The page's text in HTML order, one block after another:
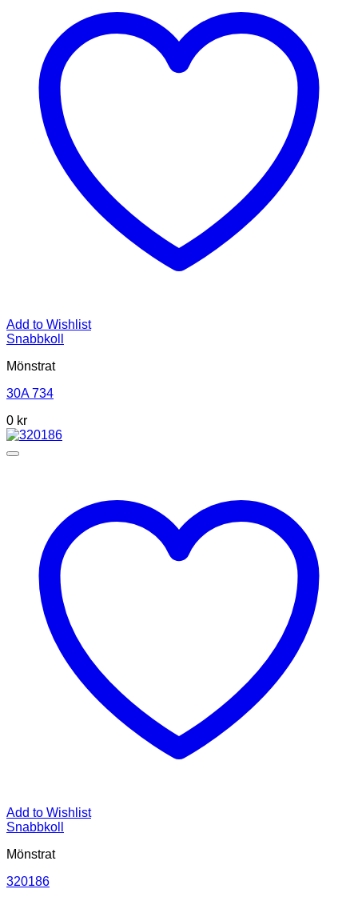
Add to Wishlist
Snabbkoll
Mönstrat
30A 734
0 kr
Add to Wishlist
Snabbkoll
Mönstrat
320186